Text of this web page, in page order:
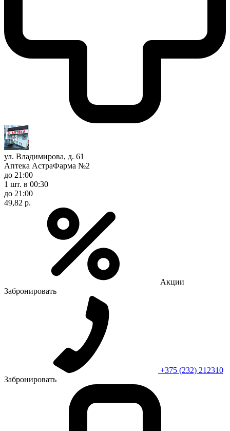
ул. Владимирова, д. 61
Аптека АстраФарма №2
до 21:00
1 шт. в 00:30
до 21:00
49,82 р.
Акции
Забронировать
+375 (232) 212310
Забронировать